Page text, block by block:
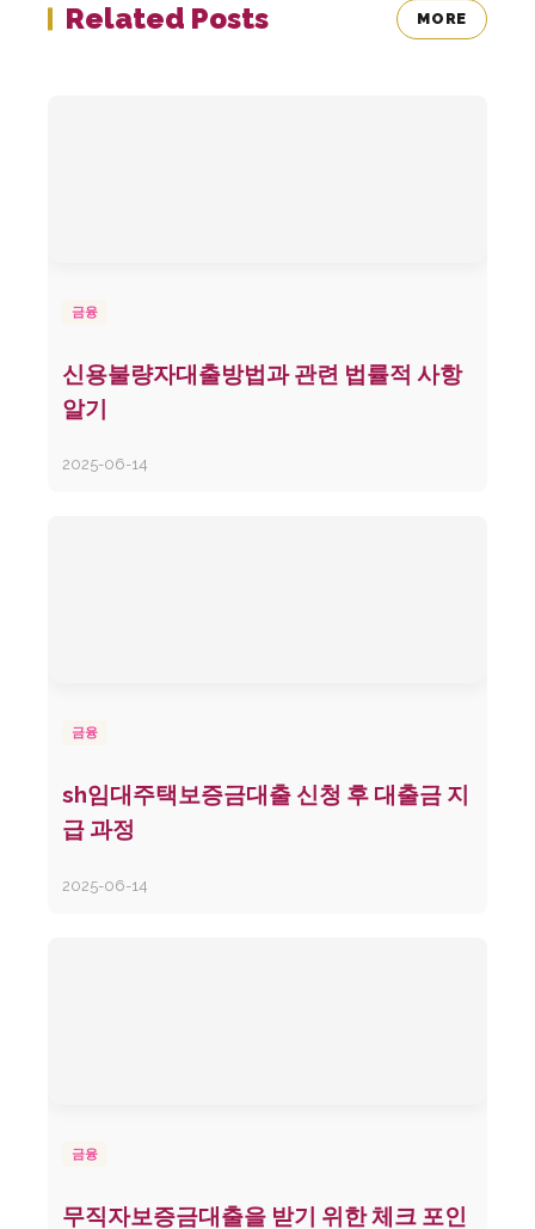
Related Posts MORE
금융
신용불량자대출방법과 관련 법률적 사항
알기
2025-06-14
금융
sh임대주택보증금대출 신청 후 대출금 지
급 과정
2025-06-14
금융
무직자보증금대출을 받기 위한 체크 포인